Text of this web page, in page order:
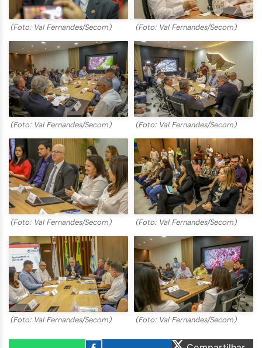
(Foto: Val Fernandes/Secom) (Foto: Val Fernandes/Secom)
(Foto: Val Fernandes/Secom) (Foto: Val Fernandes/Secom)
(Foto: Val Fernandes/Secom) (Foto: Val Fernandes/Secom)
(Foto: Val Fernandes/Secom) (Foto: Val Fernandes/Secom)